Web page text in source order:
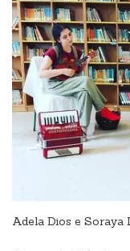
Adela Dios e Soraya